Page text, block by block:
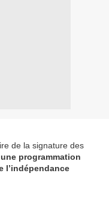
de la signature des
programmation
l’indépendance